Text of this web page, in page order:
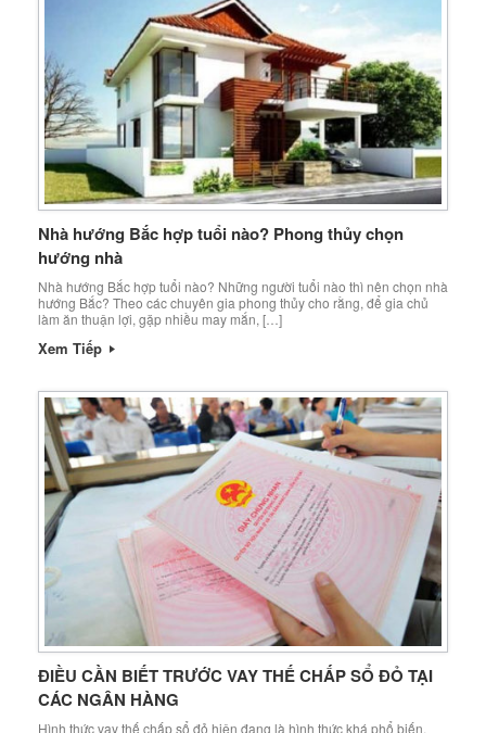
Nhà hướng Bắc hợp tuổi nào? Phong thủy chọn
hướng nhà
Nhà hướng Bắc hợp tuổi nào? Những người tuổi nào thì nên chọn nhà
hướng Bắc? Theo các chuyên gia phong thủy cho rằng, để gia chủ
làm ăn thuận lợi, gặp nhiều may mắn, […]
Xem Tiếp
ĐIỀU CẦN BIẾT TRƯỚC VAY THẾ CHẤP SỔ ĐỎ TẠI
CÁC NGÂN HÀNG
Hình thức vay thế chấp sổ đỏ hiện đang là hình thức khá phổ biến,